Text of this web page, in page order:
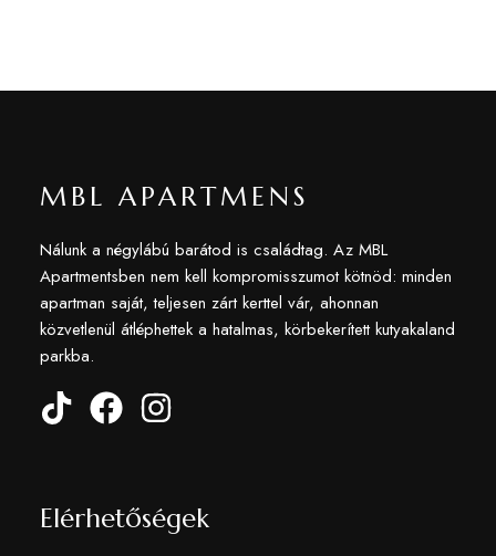
MBL APARTMENS
Nálunk a négylábú barátod is családtag. Az MBL
Apartmentsben nem kell kompromisszumot kötnöd: minden
apartman saját, teljesen zárt kerttel vár, ahonnan
közvetlenül átléphettek a hatalmas, körbekerített kutyakaland
parkba.
Elérhetőségek